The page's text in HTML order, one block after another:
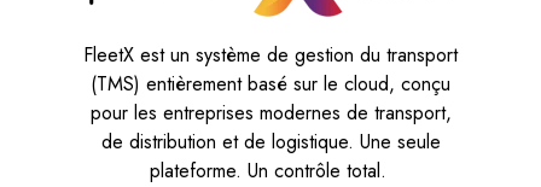
FleetX est un système de gestion du transport
(TMS) entièrement basé sur le cloud, conçu
pour les entreprises modernes de transport,
de distribution et de logistique. Une seule
plateforme. Un contrôle total.